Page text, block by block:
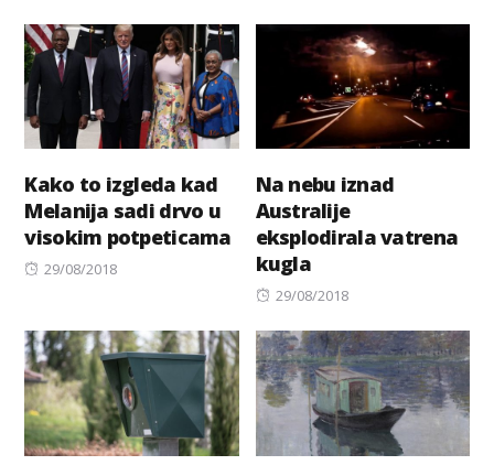
Kako to izgleda kad
Melanija sadi drvo u
visokim potpeticama
Posted
29/08/2018
Na nebu iznad
Australije
eksplodirala vatrena
kugla
Posted
29/08/2018